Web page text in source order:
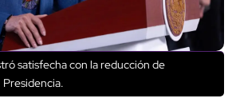
satisfecha con la reducción de